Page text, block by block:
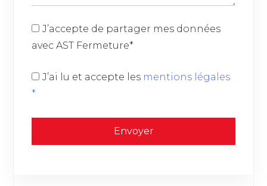
J’accepte de partager mes données
avec AST Fermeture*
J’ai lu et accepte les mentions légales
*
Envoyer